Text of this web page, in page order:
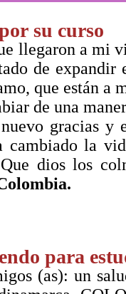
su curso
llegaron a mi
de expandir
que están a
de una
gracias y
la
dios los
para
(as): un